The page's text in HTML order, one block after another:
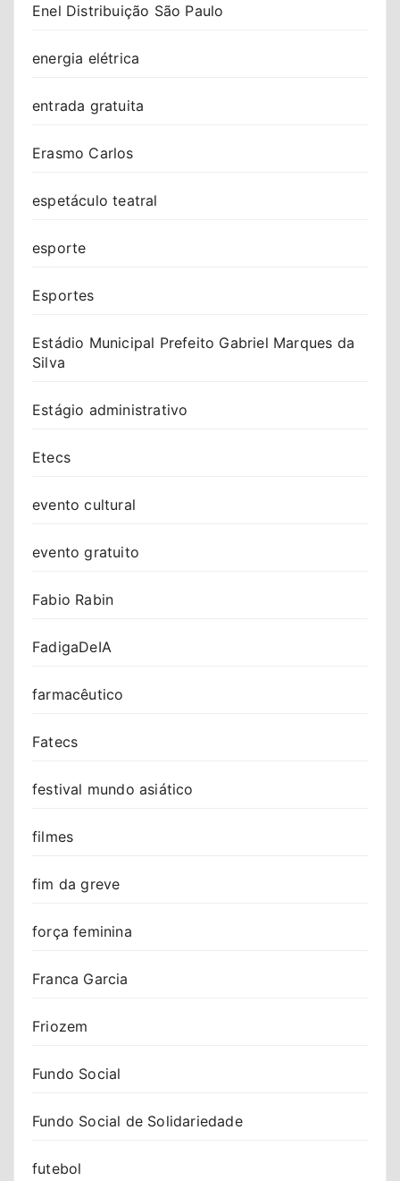
Enel Distribuição São Paulo
energia elétrica
entrada gratuita
Erasmo Carlos
espetáculo teatral
esporte
Esportes
Estádio Municipal Prefeito Gabriel Marques da
Silva
Estágio administrativo
Etecs
evento cultural
evento gratuito
Fabio Rabin
FadigaDeIA
farmacêutico
Fatecs
festival mundo asiático
filmes
fim da greve
força feminina
Franca Garcia
Friozem
Fundo Social
Fundo Social de Solidariedade
futebol